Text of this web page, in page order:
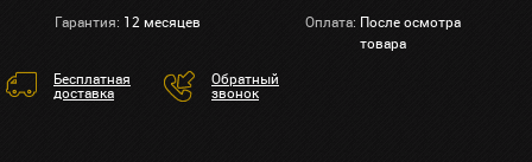
Гарантия: 12 месяцев Оплата: После осмотра
товара
Бесплатная
доставка
Обратный
звонок